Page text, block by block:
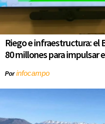
Riego e infraestructura: el
80 millones para impulsar
Porinfocampo